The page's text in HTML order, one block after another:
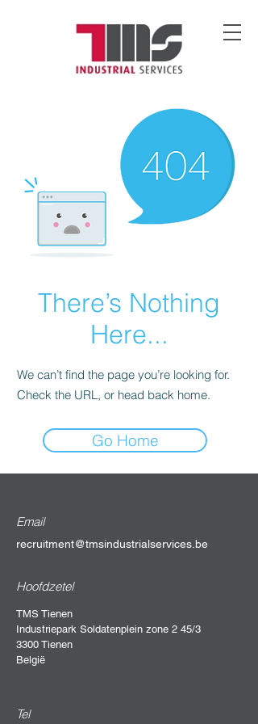
There’s Nothing
Here...
We can’t find the page you’re looking for.
Check the URL, or head back home.
Go Home
Email
recruitment@tmsindustrialservices.be
Hoofdzetel
TMS Tienen
Industriepark Soldatenplein zone 2 45/3
3300 Tienen
België
Tel